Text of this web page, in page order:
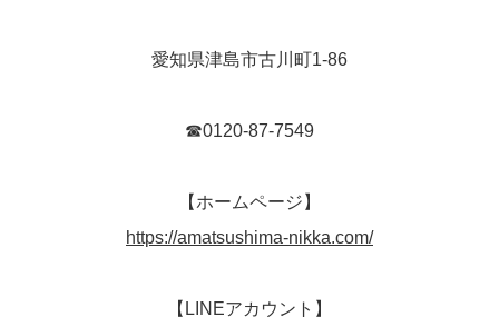
愛知県津島市古川町1-86
☎0120-87-7549
【ホームページ】
https://amatsushima-nikka.com/
【LINEアカウント】